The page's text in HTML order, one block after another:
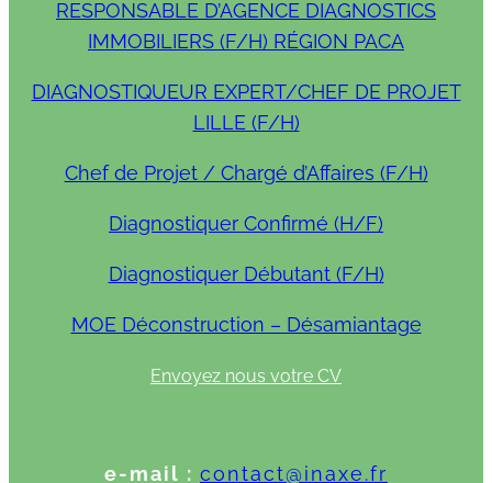
RESPONSABLE D’AGENCE DIAGNOSTICS
IMMOBILIERS (F/H) RÉGION PACA
DIAGNOSTIQUEUR EXPERT/CHEF DE PROJET
LILLE (F/H)
Chef de Projet / Chargé d’Affaires (F/H)
Diagnostiquer Confirmé (H/F)
Diagnostiquer Débutant (F/H)
MOE Déconstruction – Désamiantage
Envoyez nous votre CV
e-mail : contact@inaxe.fr